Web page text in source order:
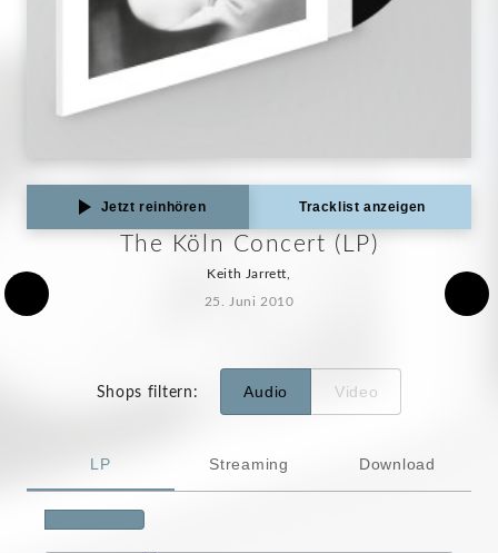
Jetzt reinhören Tracklist anzeigen
The Köln Concert (LP)
Keith Jarrett,
25. Juni 2010
Shops filtern : Audio Video
LP Streaming Download